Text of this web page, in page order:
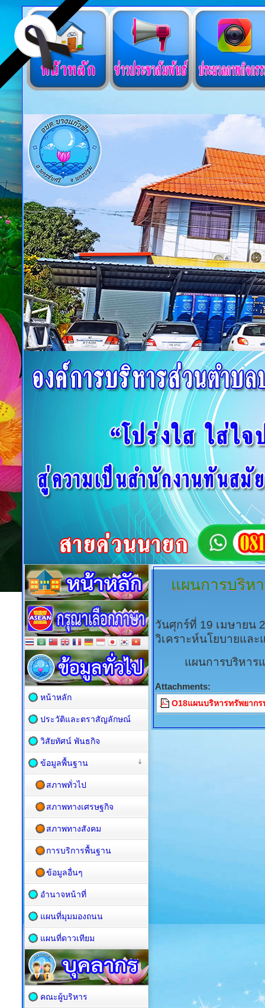
แผนการบริห
วันศุกร์ที่ 19 เมษายน
วิเคราะห์นโยบายและ
แผนการบริหาร
Attachments:
O18แผนบริหารทรัพยาก
หน้าหลัก
ประวัติและตราสัญลักษณ์
วิสัยทัศน์ พันธกิจ
ข้อมูลพื้นฐาน
สภาพทั่วไป
สภาพทางเศรษฐกิจ
สภาพทางสังคม
การบริการพื้นฐาน
ข้อมูลอื่นๆ
อำนาจหน้าที่
แผนที่มุมมองถนน
แผนที่ดาวเทียม
คณะผู้บริหาร